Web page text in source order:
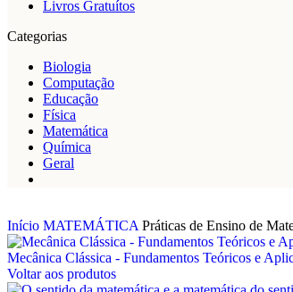
Livros Gratuítos
Categorias
Biologia
Computação
Educação
Física
Matemática
Química
Geral
Início MATEMÁTICA Práticas de Ensino de
Mecânica Clássica - Fundamentos Teóricos e
Voltar aos produtos